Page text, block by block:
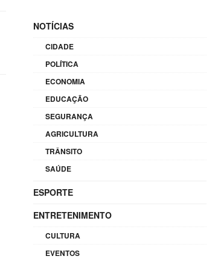
NOTÍCIAS
CIDADE
POLÍTICA
ECONOMIA
EDUCAÇÃO
SEGURANÇA
AGRICULTURA
TRÂNSITO
SAÚDE
ESPORTE
ENTRETENIMENTO
CULTURA
EVENTOS